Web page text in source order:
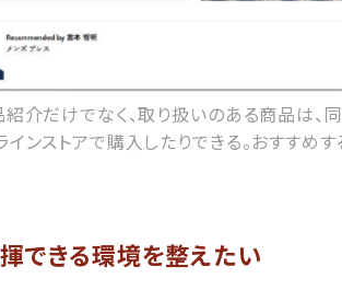
紹介だけでなく、取り扱いのある商品は、
ンストアで購入したりできる。おすすめ
できる環境を整えたい